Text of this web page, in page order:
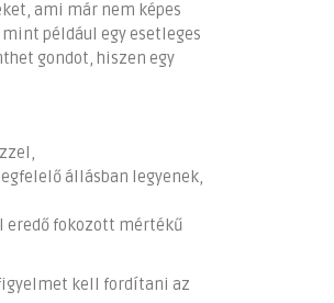
ami már nem képes
például egy esetleges
gondot, hiszen egy
állásban legyenek,
eredő fokozott mértékű
kell fordítani az